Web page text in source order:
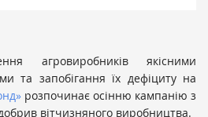
агровиробників якісними
та запобігання їх дефіциту на
розпочинає осінню кампанію з
вітчизняного виробництва.